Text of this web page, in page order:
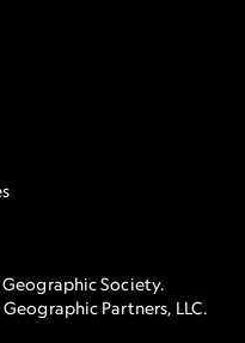
Society.
Partners, LLC.